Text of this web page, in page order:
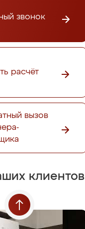
звонок
расчёт
вызов
клиентов